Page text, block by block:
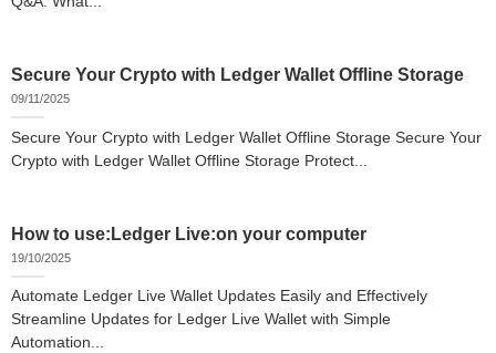
Secure Your Crypto with Ledger Wallet Offline Storage
09/11/2025
Secure Your Crypto with Ledger Wallet Offline Storage Secure Your
Crypto with Ledger Wallet Offline Storage Protect...
How to use:Ledger Live:on your computer
19/10/2025
Automate Ledger Live Wallet Updates Easily and Effectively
Streamline Updates for Ledger Live Wallet with Simple
Automation...